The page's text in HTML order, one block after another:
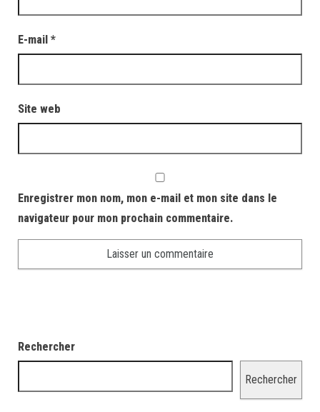
E-mail *
Site web
Enregistrer mon nom, mon e-mail et mon site dans le
navigateur pour mon prochain commentaire.
Rechercher
Rechercher